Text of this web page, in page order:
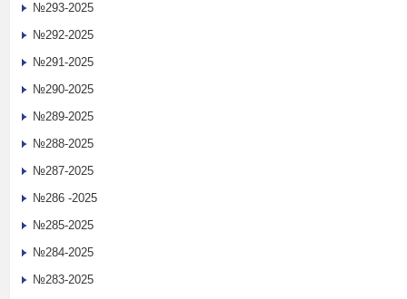
№293-2025
№292-2025
№291-2025
№290-2025
№289-2025
№288-2025
№287-2025
№286 -2025
№285-2025
№284-2025
№283-2025